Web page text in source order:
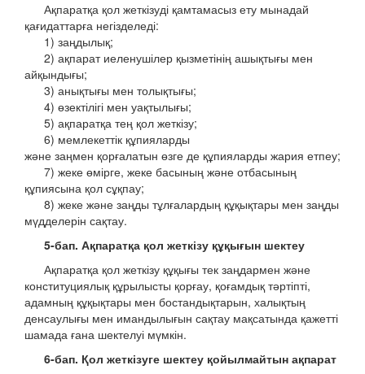
Ақпаратқа қол жеткізуді қамтамасыз ету мынадай
қағидаттарға негізделеді:
1) заңдылық;
2) ақпарат иеленушілер қызметінің ашықтығы мен
айқындығы;
3) анықтығы мен толықтығы;
4) өзектілігі мен уақтылығы;
5) ақпаратқа тең қол жеткізу;
6) мемлекеттік құпияларды
және заңмен қорғалатын өзге де құпияларды жария етпеу;
7) жеке өмірге, жеке басының және отбасының
құпиясына қол сұқпау;
8) жеке және заңды тұлғалардың құқықтары мен заңды
мүдделерін сақтау.
5-бап. Ақпаратқа қол жеткізу құқығын шектеу
Ақпаратқа қол жеткізу құқығы тек заңдармен және
конституциялық құрылысты қорғау, қоғамдық тәртіпті,
адамның құқықтары мен бостандықтарын, халықтың
денсаулығы мен имандылығын сақтау мақсатында қажетті
шамада ғана шектелуі мүмкін.
6-бап. Қол жеткізуге шектеу қойылмайтын ақпарат